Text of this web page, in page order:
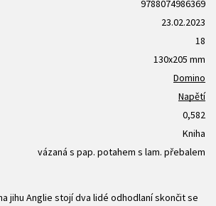
9788074986369
23.02.2023
18
130x205 mm
Domino
Napětí
0,582
Kniha
vázaná s pap. potahem s lam. přebalem
jihu Anglie stojí dva lidé odhodlaní skončit se